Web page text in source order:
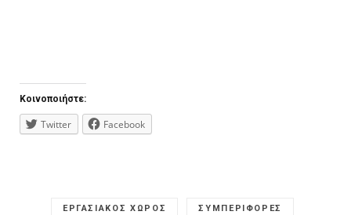
Κοινοποιήστε:
Twitter Facebook
ΕΡΓΑΣΙΑΚΟΣ ΧΩΡΟΣ ΣΥΜΠΕΡΙΦΟΡΕΣ